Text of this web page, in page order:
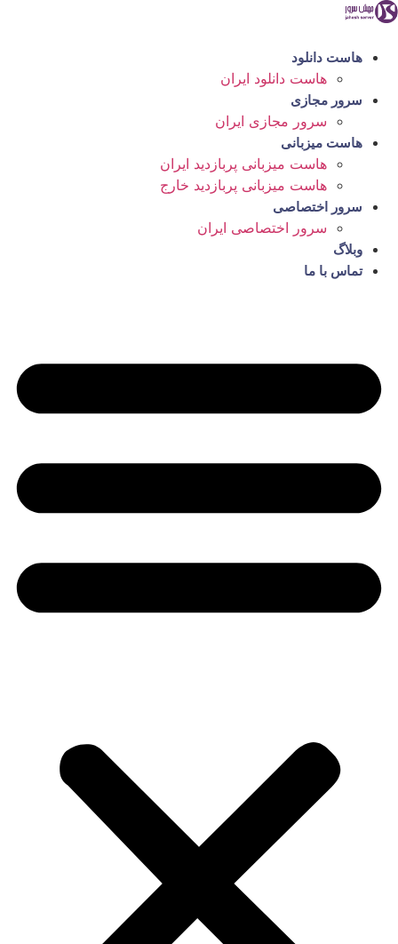
پرش
محتوا
هاست دانلود
هاست دانلود ایران
سرور مجازی
سرور مجازی ایران
هاست میزبانی
هاست میزبانی پربازدید ایران
هاست میزبانی پربازدید خارج
سرور اختصاصی
سرور اختصاصی ایران
وبلاگ
تماس با ما